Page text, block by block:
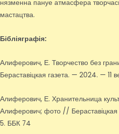
нязменна пануе атмасфера
мастацтва.
Бібліяграфія:
Алиферович, Е. Творчество без
Бераставіцкая газета. — 2024. —
Алиферович, Е. Хранительница
Алиферович; фото //
5. ББК 74